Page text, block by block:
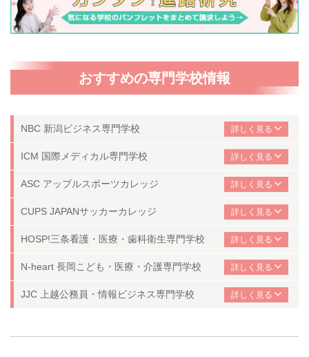
おすすめの専門学校情報
NBC 新潟ビジネス専門学校
ICM 国際メディカル専門学校
ASC アップルスポーツカレッジ
CUPS JAPANサッカーカレッジ
HOSP!三条看護・医療・歯科衛生専門学校
N-heart 長岡こども・医療・介護専門学校
JJC 上越公務員・情報ビジネス専門学校